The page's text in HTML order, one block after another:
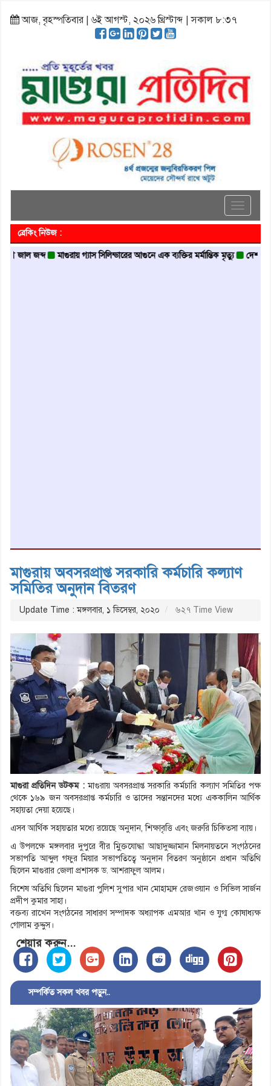
আজ, বৃহস্পতিবার | ৬ই আগস্ট, ২০২৬ খ্রিস্টাব্দ | সকাল ৮:৩৭
Toggle
ব্রেকিং নিউজ :
জব্দ মাগুরায় গ্যাস সিলিন্ডারের আগুনে এক ব্যক্তির মর্মান্তিক মৃত্যু দেশজুড়ে
মাগুরায় অবসরপ্রাপ্ত সরকারি কর্মচারি কল্যাণ
সমিতির অনুদান বিতরণ
Update Time : মঙ্গলবার, ১ ডিসেম্বর, ২০২০ ৬২৭ Time View
মাগুরা প্রতিদিন ডটকম :মাগুরায় অবসরপ্রাপ্ত সরকারি কর্মচারি কল্যাণ সমিতির পক্ষ
থেকে ১৬৯ জন অবসরপ্রাপ্ত কর্মচারি ও তাদের সন্তানদের মধ্যে এককালিন আর্থিক
সহায়তা দেয়া হয়েছে।
এসব আর্থিক সহায়তার মধ্যে রয়েছে অনুদান, শিক্ষাবৃত্তি এবং জরুরি চিকিত্সা ব্যায়।
এ উপলক্ষে মঙ্গলবার দুপুরে বীর মু্িক্তযোদ্ধা আছাদুজ্জামান মিলনায়তনে সংগঠনের
সভাপতি আব্দুল গফুর মিয়ার সভাপতিত্বে অনুদান বিতরণ অনুষ্ঠানে প্রধান অতিথি
ছিলেন মাগুরার জেলা প্রশাসক ড. আশরাফুল আলম।
বিশেষ অতিথি ছিলেন মাগুরা পুলিশ সুপার খান মোহাম্মদ রেজওয়ান ও সিভিল সার্জন
প্রদীপ কুমার সাহা।
বক্তব্য রাখেন সংগঠনের সাধারণ সম্পাদক অধ্যাপক এমআর খান ও যুগ্ম কোষাধ্যক্ষ
গোলাম কুদ্দুস।
শেয়ার করুন...
সম্পর্কিত সকল খবর পড়ুন..